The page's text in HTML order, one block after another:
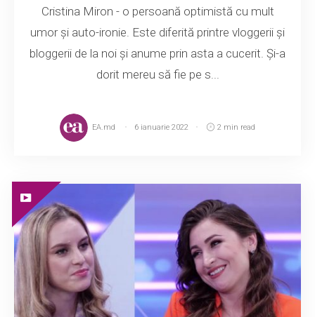
Cristina Miron - o persoană optimistă cu mult
umor și auto-ironie. Este diferită printre vloggerii și
bloggerii de la noi și anume prin asta a cucerit. Și-a
dorit mereu să fie pe s...
EA.md 6 ianuarie 2022 2 min read